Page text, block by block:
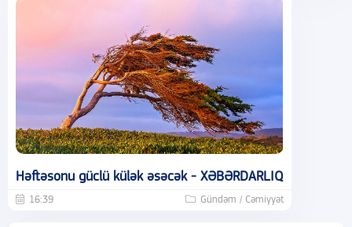
Həftəsonu güclü külək əsəcək - XƏBƏRDARLIQ
16:39 Gündəm / Cəmiyyət